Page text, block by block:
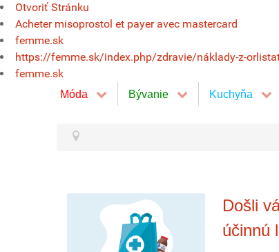
Otvoriť Stránku
Acheter misoprostol et payer avec mastercard
femme.sk
https://femme.sk/index.php/zdravie/náklady-z-
femme.sk
Móda Bývanie Kuchyňa
Došli
účinnú